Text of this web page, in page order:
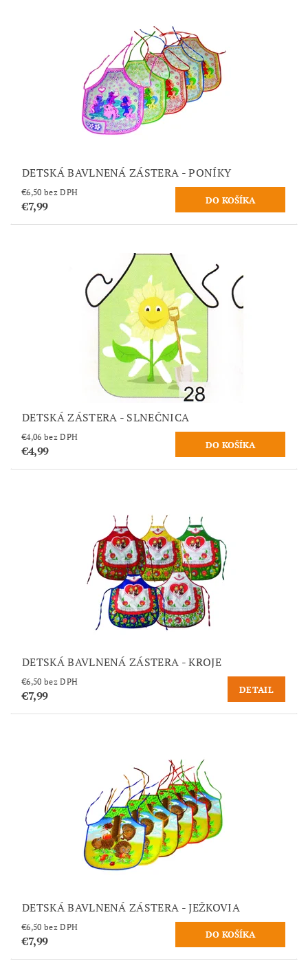
DETSKÁ BAVLNENÁ ZÁSTERA - PONÍKY
€6,50 bez DPH
€7,99
DETSKÁ ZÁSTERA - SLNEČNICA
€4,06 bez DPH
€4,99
DETSKÁ BAVLNENÁ ZÁSTERA - KROJE
€6,50 bez DPH
€7,99 DETAIL
DETSKÁ BAVLNENÁ ZÁSTERA - JEŽKOVIA
€6,50 bez DPH
€7,99